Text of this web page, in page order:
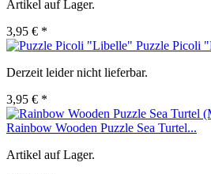
Artikel auf Lager.
3,95 € *
Puzzle Picoli
Derzeit leider nicht lieferbar.
3,95 € *
Rainbow Wooden Puzzle Sea Turtel...
Artikel auf Lager.